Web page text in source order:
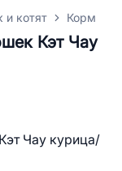
и котят Корм
Кэт Чау